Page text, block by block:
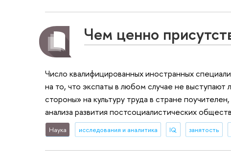
Чем ценно
Число квалифицированных иностранных
на то, что экспаты в любом случае не
стороны» на культуру труда в стране
анализа развития постсоциалистических
Наука исследования и аналитика IQ занятость